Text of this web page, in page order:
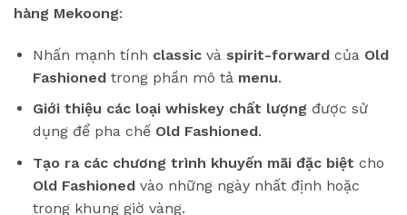
hàng Mekoong:
Nhấn mạnh tính classicvà spirit-forwardcủa Old
Fashionedtrong phần mô tả menu.
Giới thiệu các loại whiskey chất lượng được sử
dụng để pha chế Old Fashioned.
Tạo ra các chương trình khuyến mãi đặc biệt cho
Old Fashionedvào những ngày nhất định hoặc
trong khung giờ vàng.